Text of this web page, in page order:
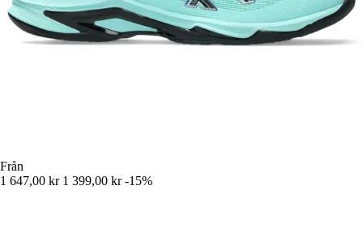
Från
1 647,00 kr 1 399,00 kr -15%